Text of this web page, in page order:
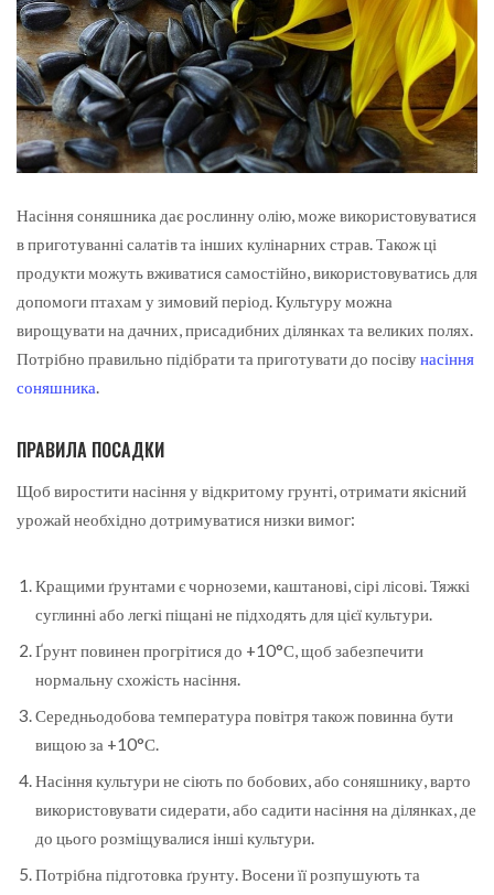
Насіння соняшника дає рослинну олію, може використовуватися
в приготуванні салатів та інших кулінарних страв.Також ці
продукти можуть вживатися самостійно, використовуватись для
допомоги птахам у зимовий період. Культуру можна
вирощувати на дачних, присадибних ділянках та великих полях.
Потрібно правильно підібрати та приготувати до посівунасіння
соняшника.
ПРАВИЛА ПОСАДКИ
Щоб виростити насіння у відкритому грунті, отримати якісний
урожай необхідно дотримуватися низки вимог:
Кращими ґрунтами є чорноземи, каштанові, сірі лісові. Тяжкі
суглинні або легкі піщані не підходять для цієї культури.
Ґрунт повинен прогрітися до +10°С, щоб забезпечити
нормальну схожість насіння.
Середньодобова температура повітря також повинна бути
вищою за +10°С.
Насіння культури не сіють по бобових, або соняшнику, варто
використовувати сидерати, або садити насіння на ділянках, де
до цього розміщувалися інші культури.
Потрібна підготовка ґрунту. Восени її розпушують та